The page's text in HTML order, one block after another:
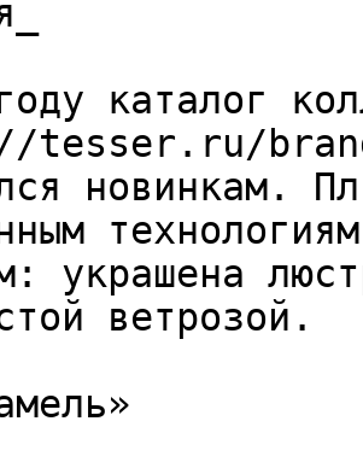
каталог
tesser.ru/
новинкам.
украшена
ветрозой.